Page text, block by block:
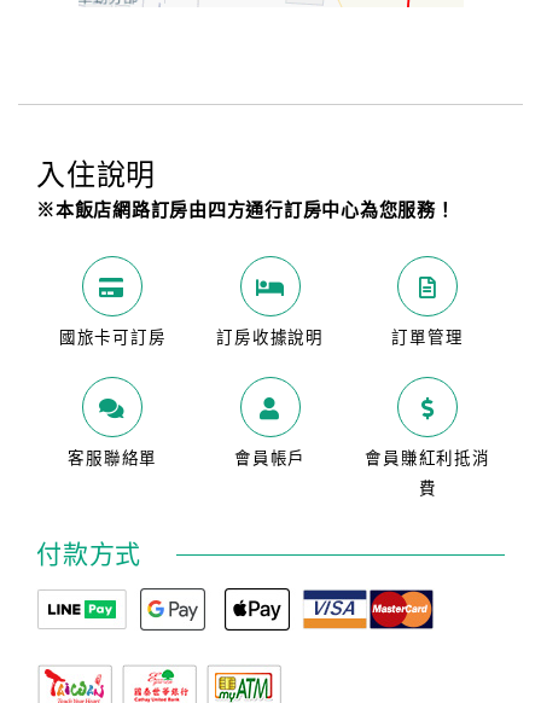
入住說明
※本飯店網路訂房由四方通行訂房中心為您服務！
國旅卡可訂房 訂房收據說明 訂單管理
客服聯絡單 會員帳戶
會員賺紅利抵消
費
付款方式